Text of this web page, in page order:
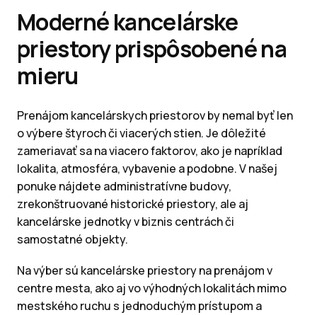
Moderné kancelárske
priestory prispôsobené na
mieru
Prenájom kancelárskych priestorov by nemal byť len
o výbere štyroch či viacerých stien. Je dôležité
zameriavať sa na viacero faktorov, ako je napríklad
lokalita, atmosféra, vybavenie a podobne. V našej
ponuke nájdete administratívne budovy,
zrekonštruované historické priestory, ale aj
kancelárske jednotky v biznis centrách či
samostatné objekty.
Na výber sú kancelárske priestory na prenájom v
centre mesta, ako aj vo výhodných lokalitách mimo
mestského ruchu s jednoduchým prístupom a